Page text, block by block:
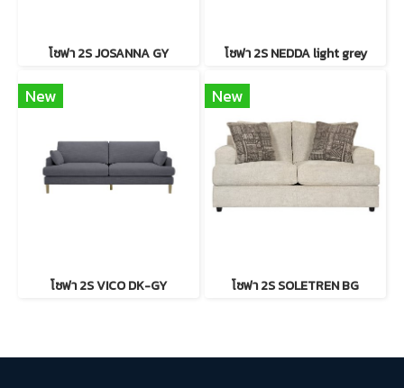
โซฟา 2S JOSANNA GY โซฟา 2S NEDDA light grey
New
โซฟา 2S VICO DK-GY
New
โซฟา 2S SOLETREN BG